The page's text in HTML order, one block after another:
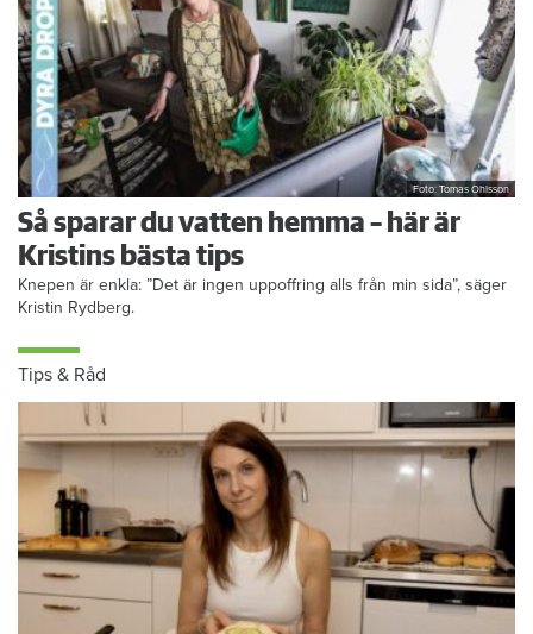
Foto: Tomas Ohlsson
Så sparar du vatten hemma – här är
Kristins bästa tips
Knepen är enkla: ”Det är ingen uppoffring alls från min sida”, säger
Kristin Rydberg.
Tips & Råd